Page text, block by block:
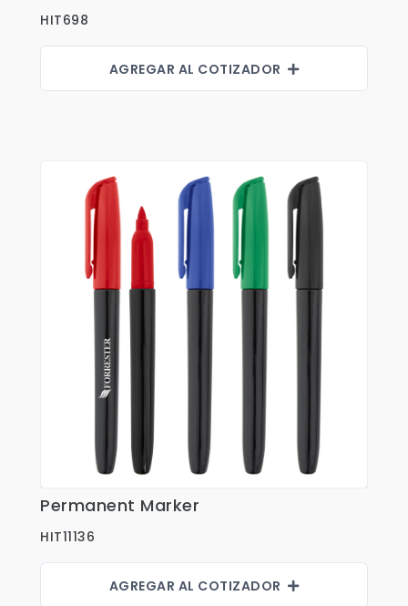
Fajas
Faldas
Juniors
Juvenil
Maletines
Mujeres
Niños
Pantalones
Polos
Sweaters
T-shirts
Trabajo
Uncategorized
HIT698
AGREGAR AL COTIZADOR
Ver Detalles
Permanent Marker
HIT11136
AGREGAR AL COTIZADOR